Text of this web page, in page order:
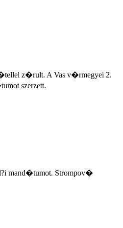
z�rult. A Vas v�rmegyei 2.
szerzett.
mand�tumot. Strompov�